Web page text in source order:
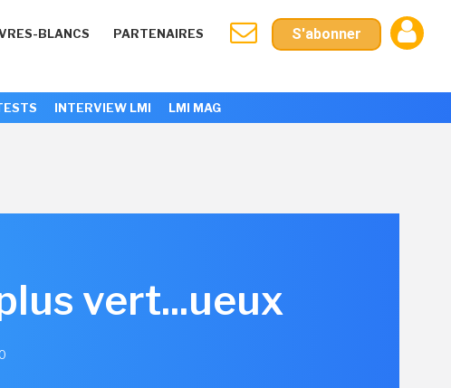
BLANCS PARTENAIRES S'abonner
INTERVIEW LMI LMI MAG
vert...ueux